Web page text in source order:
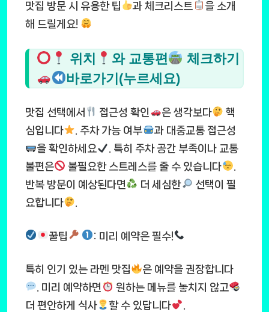
맛집 방문 시 유용한 팁
과 체크리스트
을 소개
해 드릴게요!
위치 와 교통편
체크하기
바로가기(누르세요)
맛집 선택에서 접근성 확인 은 생각보다
핵
심입니다
. 주차 가능 여부
과 대중교통 접근성
을 확인하세요
. 특히 주차 공간 부족이나 교통
불편은
불필요한 스트레스를 줄 수 있습니다
반복 방문이 예상된다면
더 세심한
선택이 필
요합니다
꿀팁 : 미리 예약은 필수!
특히 인기 있는 라멘 맛집
은 예약을 권장합니다
. 미리 예약하면
원하는 메뉴를 놓치지 않고
더 편안하게 식사
할 수 있답니다